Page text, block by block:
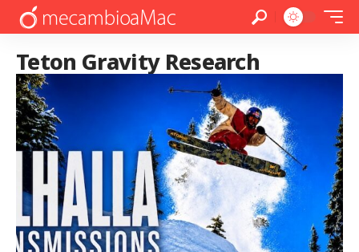
Teton Gravity Research